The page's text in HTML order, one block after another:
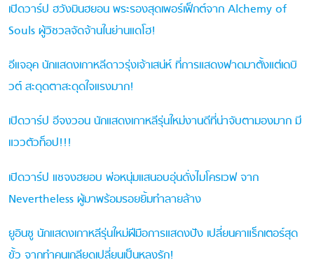
เปิดวาร์ป ฮวังมินฮยอน พระรองสุดเพอร์เฟ็กต์จาก Alchemy of
Souls ผู้วิชวลจัดจ้านในย่านแดโฮ!
อีแจอุค นักแสดงเกาหลีดาวรุ่งเจ้าเสน่ห์ ที่การแสดงฟาดมาตั้งแต่เดบิ
วต์ สะดุดตาสะดุดใจแรงมาก!
เปิดวาร์ป อีจงวอน นักแสดงเกาหลีรุ่นใหม่งานดีที่น่าจับตามองมาก มี
แววตัวท็อป!!!
เปิดวาร์ป แชจงฮยอบ พ่อหนุ่มแสนอบอุ่นดั่งไมโครเวฟ จาก
Nevertheless ผู้มาพร้อมรอยยิ้มทำลายล้าง
ยูอินซู นักแสดงเกาหลีรุ่นใหม่ฝีมือการแสดงปัง เปลี่ยนคาแร็กเตอร์สุด
ขั้ว จากทำคนเกลียดเปลี่ยนเป็นหลงรัก!